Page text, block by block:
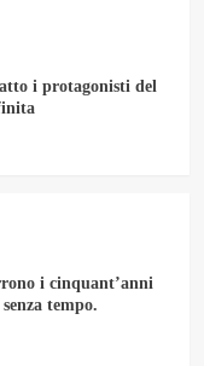
i protagonisti del
i cinquant’anni
tempo.